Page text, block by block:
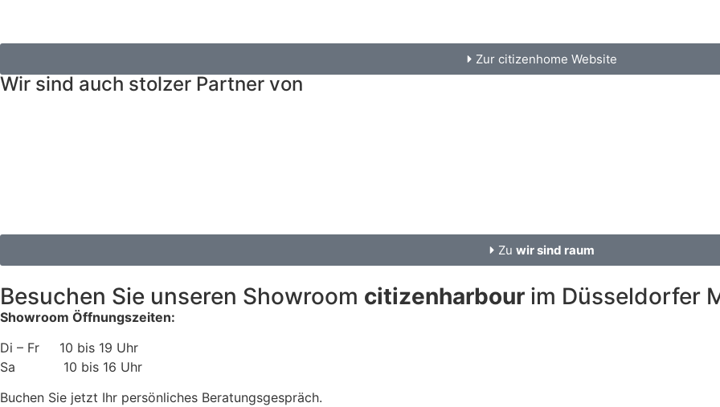
Zur citizenhome Website
Wir sind auch stolzer Partner von
Zu wir sind raum
Besuchen Sie unseren Showroom citizenharbour im Düsseldorfer
Showroom Öffnungszeiten:
Di – Fr 10 bis 19 Uhr
Sa 10 bis 16 Uhr
Buchen Sie jetzt Ihr persönliches Beratungsgespräch.